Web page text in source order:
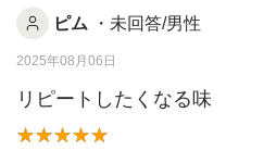
ピム ・未回答/男性
2025年08月06日
リピートしたくなる味